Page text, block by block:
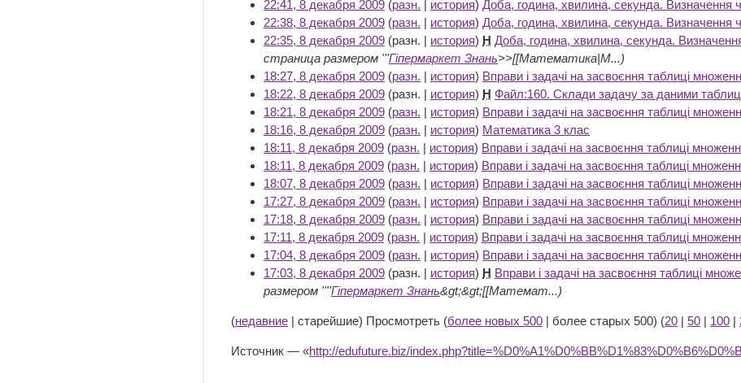
22:41, 8 декабря 2009 (разн. | история) Доба, година, хвилина, секунда. Визначення
22:38, 8 декабря 2009 (разн. | история) Доба, година, хвилина, секунда. Визначення
22:35, 8 декабря 2009 (разн. | история) Н Доба, година, хвилина, секунда.
страница размером '''Гіпермаркет Знань>>[[Математика|М...)
18:27, 8 декабря 2009 (разн. | история) Вправи і задачі на засвоєння таблиці
18:22, 8 декабря 2009 (разн. | история) Н Файл:160. Склади задачу за даними
18:21, 8 декабря 2009 (разн. | история) Вправи і задачі на засвоєння таблиці
18:16, 8 декабря 2009 (разн. | история) Математика 3 клас
18:11, 8 декабря 2009 (разн. | история) Вправи і задачі на засвоєння таблиці
18:11, 8 декабря 2009 (разн. | история) Вправи і задачі на засвоєння таблиці
18:07, 8 декабря 2009 (разн. | история) Вправи і задачі на засвоєння таблиці
17:27, 8 декабря 2009 (разн. | история) Вправи і задачі на засвоєння таблиці
17:18, 8 декабря 2009 (разн. | история) Вправи і задачі на засвоєння таблиці
17:11, 8 декабря 2009 (разн. | история) Вправи і задачі на засвоєння таблиці
17:04, 8 декабря 2009 (разн. | история) Вправи і задачі на засвоєння таблиці
17:03, 8 декабря 2009 (разн. | история) Н Вправи і задачі на засвоєння таблиці
размером ''''Гіпермаркет Знань&gt;&gt;[[Математ...)
(недавние | старейшие) Просмотреть (более новых 500 | более старых 500) (20 | 50 | 100 |
Источник — «http://edufuture.biz/